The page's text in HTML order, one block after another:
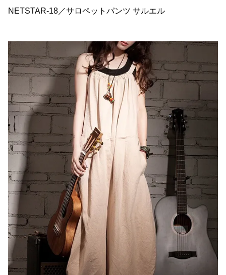
NETSTAR-18／サロペットパンツ サルエル